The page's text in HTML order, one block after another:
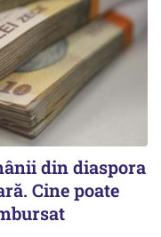
din diaspora
Cine poate